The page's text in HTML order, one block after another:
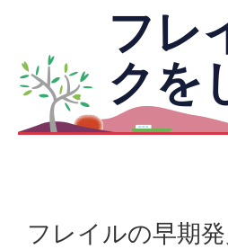
フレ
クを
フレイルの早期